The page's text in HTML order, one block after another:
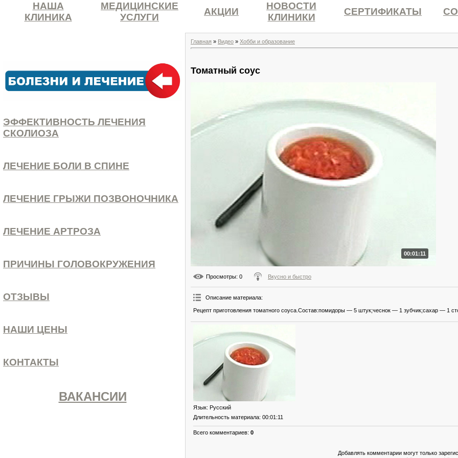
НАША
КЛИНИКА
МЕДИЦИНСКИЕ
УСЛУГИ
АКЦИИ
НОВОСТИ
КЛИНИКИ
СЕРТИФИКАТЫ
ЭФФЕКТИВНОСТЬ ЛЕЧЕНИЯ
СКОЛИОЗА
ЛЕЧЕНИЕ БОЛИ В СПИНЕ
ЛЕЧЕНИЕ ГРЫЖИ ПОЗВОНОЧНИКА
ЛЕЧЕНИЕ АРТРОЗА
ПРИЧИНЫ ГОЛОВОКРУЖЕНИЯ
ОТЗЫВЫ
НАШИ ЦЕНЫ
КОНТАКТЫ
ВАКАНСИИ
Главная » Видео » Хобби и образование
Томатный соус
00:01:11
Просмотры: 0 Вкусно и быстро
Описание материала:
Рецепт приготовления томатного соуса.Состав:помидоры — 5 штук;чеснок — 1 зубчик;сахар — 1
Язык: Русский
Длительность материала: 00:01:11
Всего комментариев: 0
Добавлять комментарии могут только